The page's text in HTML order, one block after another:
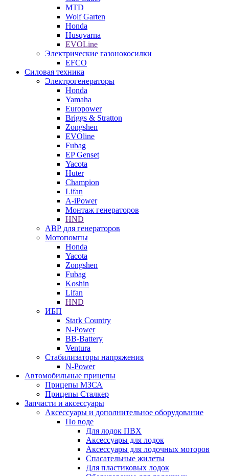
MTD
Wolf Garten
Honda
Husqvarna
EVOLine
Электрические газонокосилки
EFCO
Силовая техника
Электрогенераторы
Honda
Yamaha
Europower
Briggs & Stratton
Zongshen
EVOline
Fubag
EP Genset
Yacota
Huter
Champion
Lifan
A-iPower
Монтаж генераторов
HND
АВР для генераторов
Мотопомпы
Honda
Yacota
Zongshen
Fubag
Koshin
Lifan
HND
ИБП
Stark Country
N-Power
BB-Battery
Ventura
Стабилизаторы напряжения
N-Power
Автомобильные прицепы
Прицепы МЗСА
Прицепы Сталкер
Запчасти и аксессуары
Аксессуары и дополнительное оборудование
По воде
Для лодок ПВХ
Аксессуары для лодок
Аксессуары для лодочных моторов
Спасательные жилеты
Для пластиковых лодок